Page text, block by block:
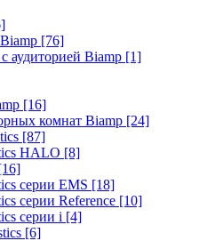
[76]
аудиторией Biamp [1]
[16]
комнат Biamp [24]
[87]
HALO [8]
серии EMS [18]
серии Reference [10]
серии i [4]
[6]